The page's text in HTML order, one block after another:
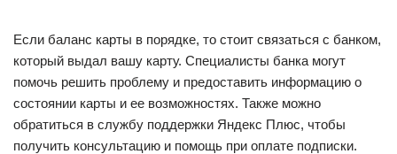
Если баланс карты в порядке, то стоит связаться с банком,
который выдал вашу карту. Специалисты банка могут
помочь решить проблему и предоставить информацию о
состоянии карты и ее возможностях. Также можно
обратиться в службу поддержки Яндекс Плюс, чтобы
получить консультацию и помощь при оплате подписки.